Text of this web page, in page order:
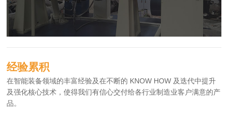
经验累积
在智能装备领域的丰富经验及在不断的 KNOW HOW 及迭代中提升
及强化核心技术，使得我们有信心交付给各行业制造业客户满意的产
品。